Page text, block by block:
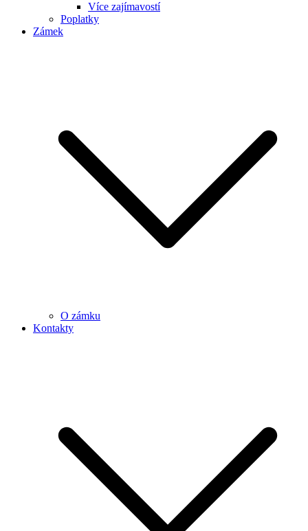
Více zajímavostí
Poplatky
Zámek
O zámku
Kontakty